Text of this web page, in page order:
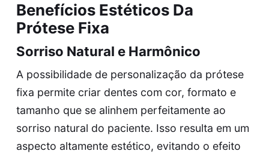
Benefícios Estéticos Da
Prótese Fixa
Sorriso Natural e Harmônico
A possibilidade de personalização da prótese
fixa permite criar dentes com cor, formato e
tamanho que se alinhem perfeitamente ao
sorriso natural do paciente. Isso resulta em um
aspecto altamente estético, evitando o efeito